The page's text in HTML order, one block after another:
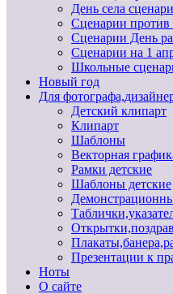
День села
Сценарии против
Сценарии День
Сценарии на 1
Школьные
Новый год
Для
Детский клипарт
Клипарт
Шаблоны
Векторная
Рамки детские
Шаблоны детские
Презентации к
Ноты
О сайте